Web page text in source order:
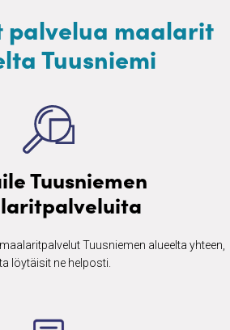
palvelua maalarit
Tuusniemi
Tuusniemen
Tuusniemen alueelta yhteen,
löytäisit ne helposti.